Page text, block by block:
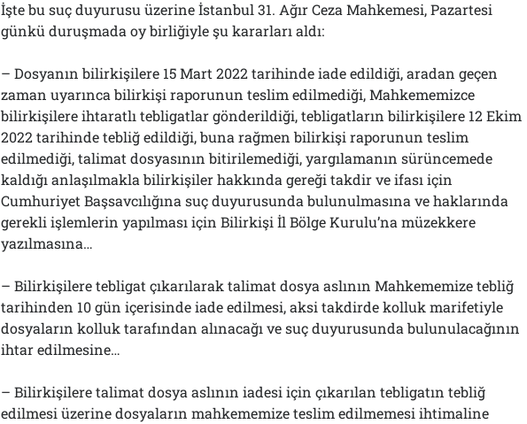
İşte bu suç duyurusu üzerine İstanbul 31. Ağır Ceza Mahkemesi, Pazartesi
günkü duruşmada oy birliğiyle şu kararları aldı:
– Dosyanın bilirkişilere 15 Mart 2022 tarihinde iade edildiği, aradan geçen
zaman uyarınca bilirkişi raporunun teslim edilmediği, Mahkememizce
bilirkişilere ihtaratlı tebligatlar gönderildiği, tebligatların bilirkişilere 12 Ekim
2022 tarihinde tebliğ edildiği, buna rağmen bilirkişi raporunun teslim
edilmediği, talimat dosyasının bitirilemediği, yargılamanın sürüncemede
kaldığı anlaşılmakla bilirkişiler hakkında gereği takdir ve ifası için
Cumhuriyet Başsavcılığına suç duyurusunda bulunulmasına ve haklarında
gerekli işlemlerin yapılması için Bilirkişi İl Bölge Kurulu’na müzekkere
yazılmasına…
– Bilirkişilere tebligat çıkarılarak talimat dosya aslının Mahkememize tebliğ
tarihinden 10 gün içerisinde iade edilmesi, aksi takdirde kolluk marifetiyle
dosyaların kolluk tarafından alınacağı ve suç duyurusunda bulunulacağının
ihtar edilmesine…
– Bilirkişilere talimat dosya aslının iadesi için çıkarılan tebligatın tebliğ
edilmesi üzerine dosyaların mahkememize teslim edilmemesi ihtimaline